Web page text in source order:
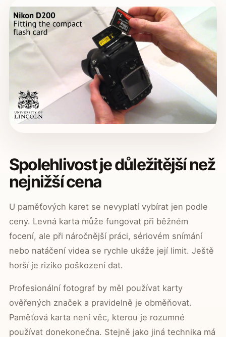
Spolehlivost je důležitější než
nejnižší cena
U paměťových karet se nevyplatí vybírat jen podle
ceny. Levná karta může fungovat při běžném
focení, ale při náročnější práci, sériovém snímání
nebo natáčení videa se rychle ukáže její limit. Ještě
horší je riziko poškození dat.
Profesionální fotograf by měl používat karty
ověřených značek a pravidelně je obměňovat.
Paměťová karta není věc, kterou je rozumné
používat donekonečna. Stejně jako jiná technika má